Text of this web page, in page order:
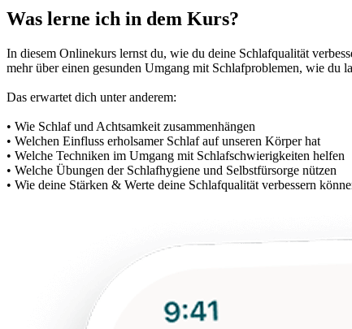
Was lerne ich in dem Kurs?
In diesem Onlinekurs lernst du, wie du deine Schlafqualität
mehr über einen gesunden Umgang mit Schlafproblemen, wie
Das erwartet dich unter anderem:
• Wie Schlaf und Achtsamkeit zusammenhängen
• Welchen Einfluss erholsamer Schlaf auf unseren Körper hat
• Welche Techniken im Umgang mit Schlafschwierigkeiten helfen
• Welche Übungen der Schlafhygiene und Selbstfürsorge nützen
• Wie deine Stärken & Werte deine Schlafqualität verbessern